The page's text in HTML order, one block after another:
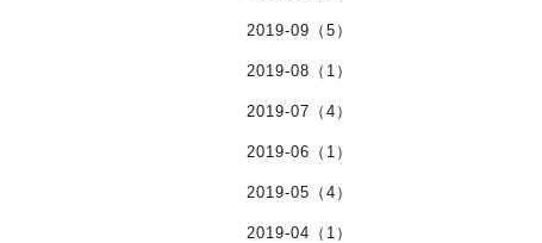
2019-09（5）
2019-08（1）
2019-07（4）
2019-06（1）
2019-05（4）
2019-04（1）